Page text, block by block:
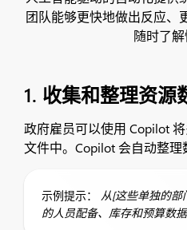
团队能够更快地做出反应、
随时了
1. 收集和整理资源
政府雇员可以使用 Copilot
文件中。Copilot 会自动整理
示例提示： 从[这些单独的部
的人员配备、库存和预算数